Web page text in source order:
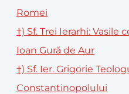
Romei
†) Sf. Trei Ierarhi: Vasile
Ioan Gură de Aur
†) Sf. Ier. Grigorie
Constantinopolului